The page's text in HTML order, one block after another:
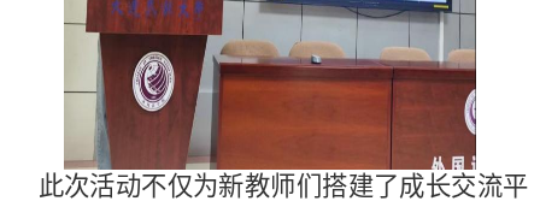
此次活动不仅为新教师们搭建了成长交流平